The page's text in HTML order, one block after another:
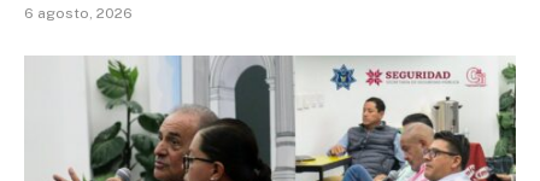
6 agosto, 2026